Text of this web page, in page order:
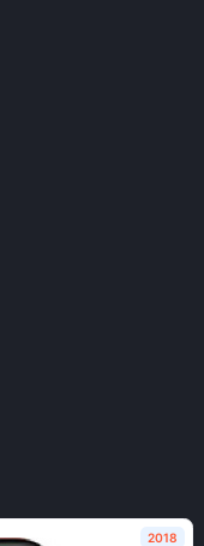
2018